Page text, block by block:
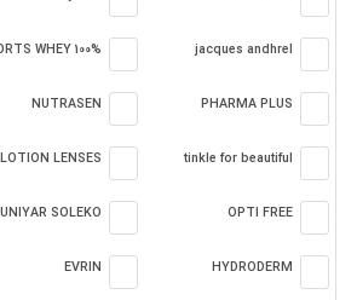
jacques andhrel
WHEY 100%
PHARMA PLUS
NUTRASEN
tinkle for beautiful
LENSES
OPTI FREE
SOLEKO
HYDRODERM
EVRIN